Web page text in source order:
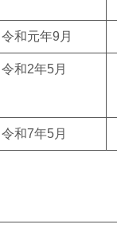
令和元年9月
令和2年5月
令和7年5月